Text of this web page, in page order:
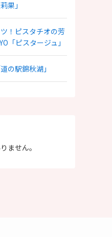
果」
！ピスタチオの芳
「ピスタージュ」
の駅錦秋湖」
ません。